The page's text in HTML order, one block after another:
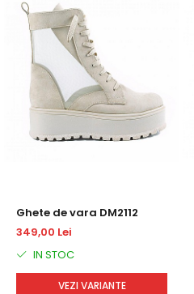
Ghete de vara DM2112
349,00 Lei
IN STOC
VEZI VARIANTE